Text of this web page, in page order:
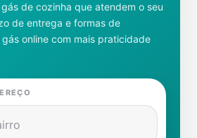
de cozinha que atendem o seu
de entrega e formas de
online com mais praticidade